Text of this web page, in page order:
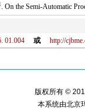
. On the Semi-Automatic
01.004
或 http://
版权所有 ©
本系统由北京